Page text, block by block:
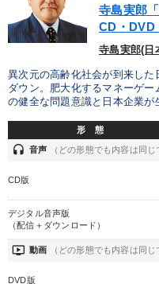
寺島実郎
CD・DVD
寺島実郎(
異次元の高齢化社会が到来し
ダウン。肥大化するマネーゲ
の健全な問題意識と日本企業が
形 態
headset 音声 （どの形態でも内容は同じ
CD版
デジタル音声版
（配信＋ダウンロード）
ondemand_video 動画 （どの形態でも内容は同じ
DVD版